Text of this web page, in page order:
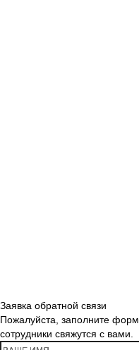
Заявка обратной связи
Пожалуйста, заполните
сотрудники свяжутся с вами.